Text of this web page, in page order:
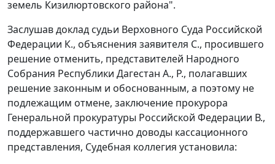
земель Кизилюртовского района".
Заслушав доклад судьи Верховного Суда Российской
Федерации К., объяснения заявителя С., просившего
решение отменить, представителей Народного
Собрания Республики Дагестан А., Р., полагавших
решение законным и обоснованным, а поэтому не
подлежащим отмене, заключение прокурора
Генеральной прокуратуры Российской Федерации В.,
поддержавшего частично доводы кассационного
представления, Судебная коллегия установила: